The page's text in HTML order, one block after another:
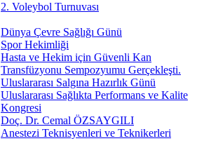
2. Voleybol Turnuvası
Dünya Çevre Sağlığı Günü
Spor Hekimliği
Hasta ve Hekim için Güvenli Kan
Transfüzyonu Sempozyumu Gerçekleşti.
Uluslararası Salgına Hazırlık Günü
Uluslararası Sağlıkta Performans ve Kalite
Kongresi
Doç. Dr. Cemal ÖZSAYGILI
Anestezi Teknisyenleri ve Teknikerleri